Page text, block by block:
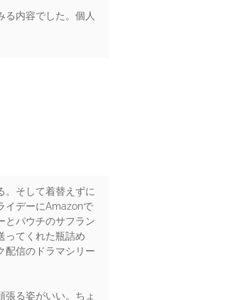
る内容でした。個人
。そして着替えずに
イデーにAmazonで
とパウチのサフラン
ってくれた瓶詰め
配信のドラマシリー
る姿がいい。ちょ